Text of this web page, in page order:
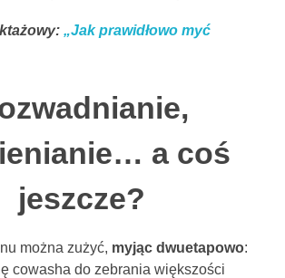
„Jak prawidłowo myć
a coś
jeszcze?
można zużyć, myjąc dwuetapowo:
cowasha do zebrania większości